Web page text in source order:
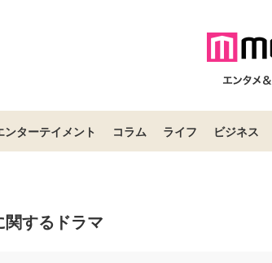
ンターテイメント コラム ライフ ビジネス
関するドラマ